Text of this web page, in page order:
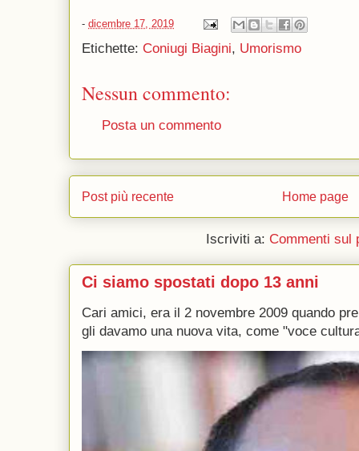
- dicembre 17, 2019
Etichette: Coniugi Biagini, Umorismo
Nessun commento:
Posta un commento
Post più recente Home page
Iscriviti a: Commenti sul
Ci siamo spostati dopo 13 anni
Cari amici, era il 2 novembre 2009 quando
gli davamo una nuova vita, come "voce